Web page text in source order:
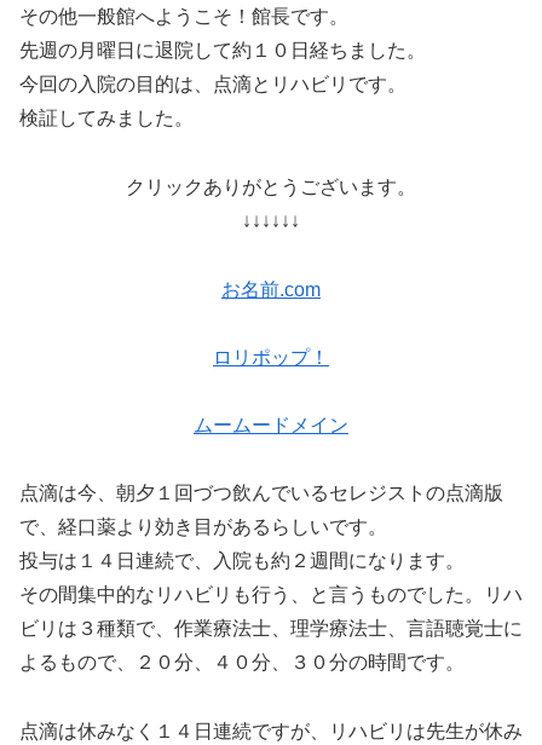
その他一般館へようこそ！館長です。
先週の月曜日に退院して約１０日経ちました。
今回の入院の目的は、点滴とリハビリです。
検証してみました。
クリックありがとうございます。
↓↓↓↓↓↓
お名前.com
ロリポップ！
ムームードメイン
点滴は今、朝夕１回づつ飲んでいるセレジストの点滴版
で、経口薬より効き目があるらしいです。
投与は１４日連続で、入院も約２週間になります。
その間集中的なリハビリも行う、と言うものでした。リハ
ビリは３種類で、作業療法士、理学療法士、言語聴覚士に
よるもので、２０分、４０分、３０分の時間です。
点滴は休みなく１４日連続ですが、リハビリは先生が休み